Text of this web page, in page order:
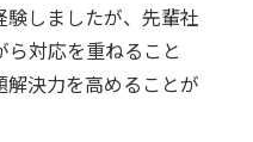
験しましたが、先輩社
対応を重ねること
決力を高めることが